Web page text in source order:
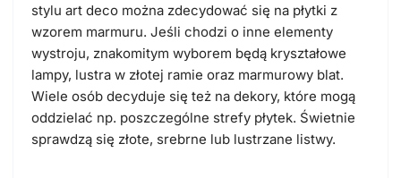
stylu art deco można zdecydować się na płytki z
wzorem marmuru. Jeśli chodzi o inne elementy
wystroju, znakomitym wyborem będą kryształowe
lampy, lustra w złotej ramie oraz marmurowy blat.
Wiele osób decyduje się też na dekory, które mogą
oddzielać np. poszczególne strefy płytek. Świetnie
sprawdzą się złote, srebrne lub lustrzane listwy.